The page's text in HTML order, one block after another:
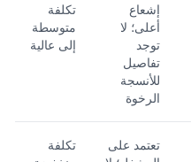
إشعاع
أعلى؛ لا
توجد
تفاصيل
للأنسجة
الرخوة
تكلفة
متوسطة
إلى عالية
تعتمد على
تكلفة